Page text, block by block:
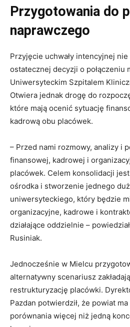
Przygotowania do
naprawczego
Przyjęcie uchwały intencyjnej
ostatecznej decyzji o połączeniu
Uniwersyteckim Szpitalem
Otwiera jednak drogę do
które mają ocenić sytuację
kadrową obu placówek.
– Przed nami rozmowy, analizy i
finansowej, kadrowej i
placówek. Celem konsolidacji
ośrodka i stworzenie jednego
uniwersyteckiego, który będzie
organizacyjne, kadrowe i
działające oddzielnie –
Rusiniak.
Jednocześnie w Mielcu
alternatywny scenariusz
restrukturyzację placówki.
Pazdan potwierdził, że powiat
porównania więcej niż jedną